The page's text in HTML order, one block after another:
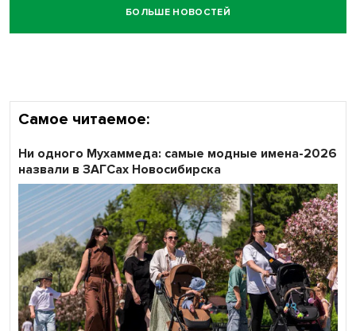
БОЛЬШЕ НОВОСТЕЙ
Самое читаемое:
Ни одного Мухаммеда: самые модные имена-2026
назвали в ЗАГСах Новосибирска